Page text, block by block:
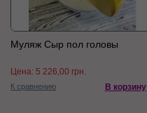
Муляж Сыр пол головы
Цена:5 226,00 грн.
К сравнению В корзину